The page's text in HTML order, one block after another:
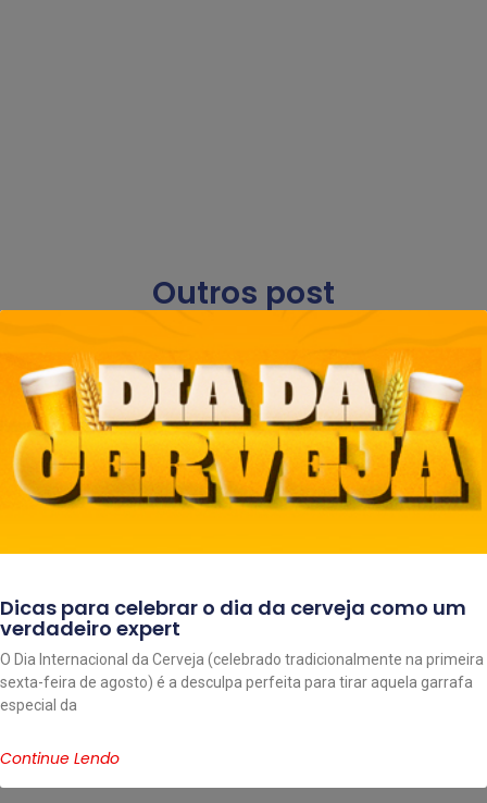
Outros post
Dicas para celebrar o dia da cerveja como um
verdadeiro expert
O Dia Internacional da Cerveja (celebrado tradicionalmente na primeira
sexta-feira de agosto) é a desculpa perfeita para tirar aquela garrafa
especial da
Continue Lendo